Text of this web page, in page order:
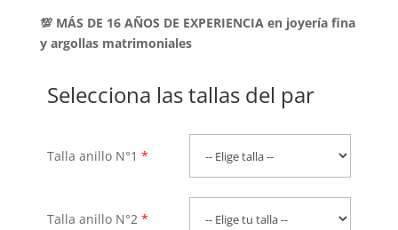
💯 MÁS DE 16 AÑOS DE EXPERIENCIA en joyería fina
y argollas matrimoniales
Selecciona las tallas del par
Talla anillo N°1 *
Talla anillo N°2 *